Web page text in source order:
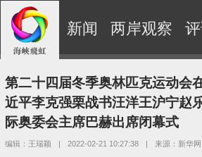
新闻 两岸观察
第二十四届冬季奥林匹克运动会
近平李克强栗战书汪洋王沪宁赵
际奥委会主席巴赫出席闭幕式
编辑：王瑞颖 | 2022-02-21 10:27:38 | 来源：新华网